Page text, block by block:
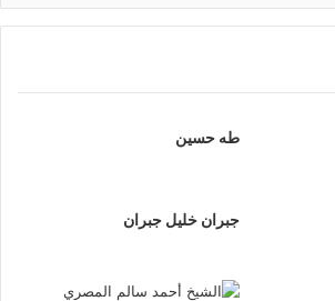
طه حسين
جبران خليل جبران